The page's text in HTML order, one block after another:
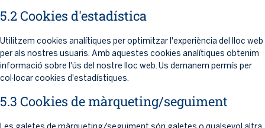
5.2 Cookies d'estadística
Utilitzem cookies analítiques per optimitzar l'experiència del lloc web
per als nostres usuaris. Amb aquestes cookies analítiques obtenim
informació sobre l'ús del nostre lloc web. Us demanem permís per
col·locar cookies d'estadístiques.
5.3 Cookies de màrqueting/seguiment